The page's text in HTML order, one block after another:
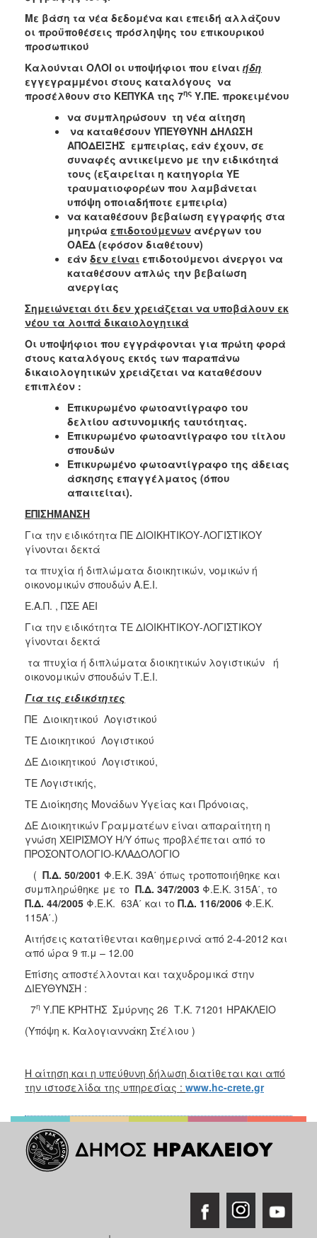
Με βάση τα νέα δεδομένα και επειδή αλλάζουν
οι προϋποθέσεις πρόσληψης του επικουρικού
προσωπικού
Καλούνται ΟΛΟΙ οι υποψήφιοι που είναι ήδη
εγγεγραμμένοι στους καταλόγους να
προσέλθουν στο ΚΕΠΥΚΑ της 7ης Υ.ΠΕ. προκειμένου
να συμπληρώσουν τη νέα αίτηση
να καταθέσουν ΥΠΕΥΘΥΝΗ ΔΗΛΩΣΗ
ΑΠΟΔΕΙΞΗΣ εμπειρίας, εάν έχουν, σε
συναφές αντικείμενο με την ειδικότητά
τους (εξαιρείται η κατηγορία ΥΕ
τραυματιοφορέων που λαμβάνεται
υπόψη οποιαδήποτε εμπειρία)
να καταθέσουν βεβαίωση εγγραφής στα
μητρώα επιδοτούμενων ανέργων του
ΟΑΕΔ (εφόσον διαθέτουν)
εάν δεν είναι επιδοτούμενοι άνεργοι να
καταθέσουν απλώς την βεβαίωση
ανεργίας
Σημειώνεται ότι δεν χρειάζεται να υποβάλουν εκ
νέου τα λοιπά δικαιολογητικά
Οι υποψήφιοι που εγγράφονται για πρώτη φορά
στους καταλόγους εκτός των παραπάνω
δικαιολογητικών χρειάζεται να καταθέσουν
επιπλέον :
Επικυρωμένο φωτοαντίγραφο του
δελτίου αστυνομικής ταυτότητας.
Επικυρωμένο φωτοαντίγραφο του τίτλου
σπουδών
Επικυρωμένο φωτοαντίγραφο της άδειας
άσκησης επαγγέλματος (όπου
απαιτείται).
ΕΠΙΣΗΜΑΝΣΗ
Για την ειδικότητα ΠΕ ΔΙΟΙΚΗΤΙΚΟΥ-ΛΟΓΙΣΤΙΚΟΥ
γίνονται δεκτά
τα πτυχία ή διπλώματα διοικητικών, νομικών ή
οικονομικών σπουδών Α.Ε.Ι.
Ε.Α.Π. , ΠΣΕ ΑΕΙ
Για την ειδικότητα ΤΕ ΔΙΟΙΚΗΤΙΚΟΥ-ΛΟΓΙΣΤΙΚΟΥ
γίνονται δεκτά
τα πτυχία ή διπλώματα διοικητικών λογιστικών ή
οικονομικών σπουδών Τ.Ε.Ι.
Για τις ειδικότητες
ΠΕ Διοικητικού Λογιστικού
ΤΕ Διοικητικού Λογιστικού
ΔΕ Διοικητικού Λογιστικού,
ΤΕ Λογιστικής,
ΤΕ Διοίκησης Μονάδων Υγείας και Πρόνοιας,
ΔΕ Διοικητικών Γραμματέων είναι απαραίτητη η
γνώση ΧΕΙΡΙΣΜΟΥ Η/Υ όπως προβλέπεται από το
ΠΡΟΣΟΝΤΟΛΟΓΙΟ-ΚΛΑΔΟΛΟΓΙΟ
( Π.Δ. 50/2001 Φ.Ε.Κ. 39Α΄ όπως τροποποιήθηκε και
συμπληρώθηκε με το Π.Δ. 347/2003 Φ.Ε.Κ. 315Α΄, το
Π.Δ. 44/2005 Φ.Ε.Κ. 63Α΄ και το Π.Δ. 116/2006 Φ.Ε.Κ.
115Α΄.)
Αιτήσεις κατατίθενται καθημερινά από 2-4-2012 και
από ώρα 9 π.μ – 12.00
Επίσης αποστέλλονται και ταχυδρομικά στην
ΔΙΕΥΘΥΝΣΗ :
7η Υ.ΠΕ ΚΡΗΤΗΣ Σμύρνης 26 Τ.Κ. 71201 ΗΡΑΚΛΕΙΟ
(Υπόψη κ. Καλογιαννάκη Στέλιου )
Η αίτηση και η υπεύθυνη δήλωση διατίθεται και από
την ιστοσελίδα της υπηρεσίας : www.hc-crete.gr